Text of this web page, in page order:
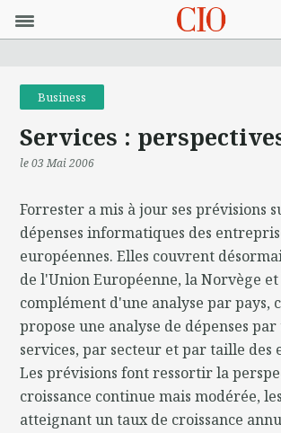
Business
Services :
le 03 Mai 2006
Forrester a mis à jour ses prévisions
dépenses informatiques des
européennes. Elles couvrent
de l'Union Européenne, la Norvège et
complément d'une analyse par pays,
propose une analyse de dépenses
services, par secteur et par taille des
Les prévisions font ressortir la
croissance continue mais modérée,
atteignant un taux de croissance